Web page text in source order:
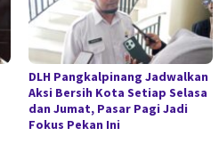
DLH Pangkalpinang Jadwalkan
Aksi Bersih Kota Setiap Selasa
dan Jumat, Pasar Pagi Jadi
Fokus Pekan Ini